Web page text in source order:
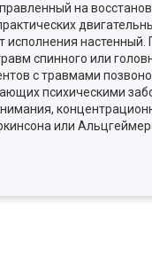
на
исполнения
спинного или
с травмами
психическими
или